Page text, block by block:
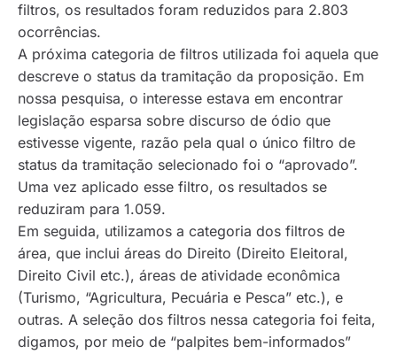
filtros, os resultados foram reduzidos para 2.803
ocorrências.
A próxima categoria de filtros utilizada foi aquela que
descreve o status da tramitação da proposição. Em
nossa pesquisa, o interesse estava em encontrar
legislação esparsa sobre discurso de ódio que
estivesse vigente, razão pela qual o único filtro de
status da tramitação selecionado foi o “aprovado”.
Uma vez aplicado esse filtro, os resultados se
reduziram para 1.059.
Em seguida, utilizamos a categoria dos filtros de
área, que inclui áreas do Direito (Direito Eleitoral,
Direito Civil etc.), áreas de atividade econômica
(Turismo, “Agricultura, Pecuária e Pesca” etc.), e
outras. A seleção dos filtros nessa categoria foi feita,
digamos, por meio de “palpites bem-informados”